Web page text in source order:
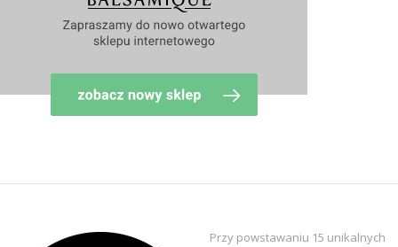
Przy powstawaniu 15 unikalnych